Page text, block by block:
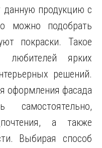
данную продукцию с
можно подобрать
покраски. Такое
любителей ярких
решений.
оформления фасада
а также
Выбирая способ